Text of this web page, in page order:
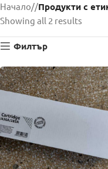
Начало/ Продукти с
Showing all 2 results
Филтър